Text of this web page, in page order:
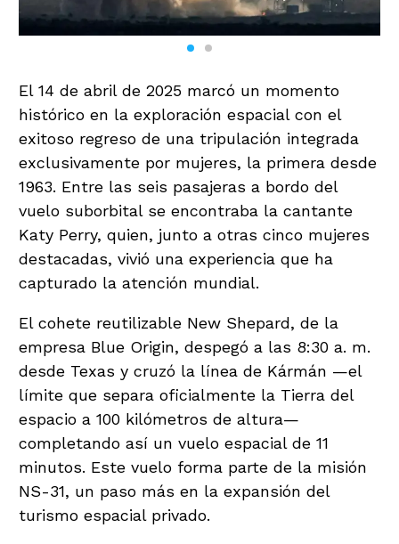
El 14 de abril de 2025 marcó un momento
histórico en la exploración espacial con el
exitoso regreso de una tripulación integrada
exclusivamente por mujeres, la primera desde
1963. Entre las seis pasajeras a bordo del
vuelo suborbital se encontraba la cantante
Katy Perry, quien, junto a otras cinco mujeres
destacadas, vivió una experiencia que ha
capturado la atención mundial.
El cohete reutilizable New Shepard, de la
empresa Blue Origin, despegó a las 8:30 a. m.
desde Texas y cruzó la línea de Kármán —el
límite que separa oficialmente la Tierra del
espacio a 100 kilómetros de altura—
completando así un vuelo espacial de 11
minutos. Este vuelo forma parte de la misión
NS-31, un paso más en la expansión del
turismo espacial privado.